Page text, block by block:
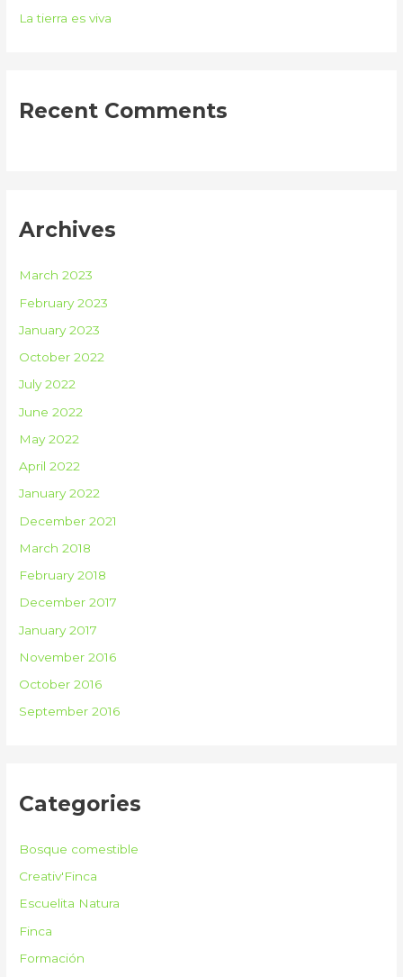
La tierra es viva
Recent Comments
Archives
March 2023
February 2023
January 2023
October 2022
July 2022
June 2022
May 2022
April 2022
January 2022
December 2021
March 2018
February 2018
December 2017
January 2017
November 2016
October 2016
September 2016
Categories
Bosque comestible
Creativ'Finca
Escuelita Natura
Finca
Formación